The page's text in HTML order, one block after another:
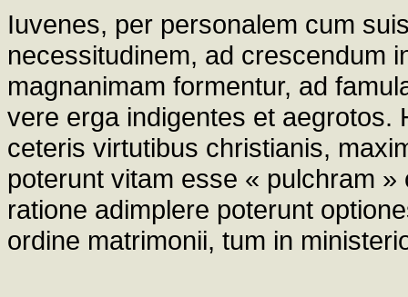
Iuvenes, per personalem cum
necessitudinem, ad crescendum
magnanimam formentur, ad
vere erga indigentes et aegrotos.
ceteris virtutibus christianis,
poterunt vitam esse « pulchram
ratione adimplere poterunt
ordine matrimonii, tum in